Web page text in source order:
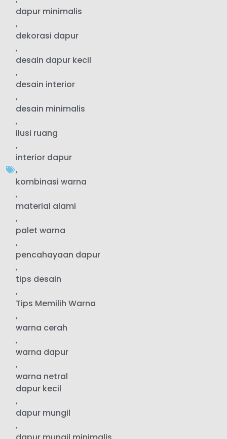
dapur minimalis
,
dekorasi dapur
,
desain dapur kecil
,
desain interior
,
desain minimalis
,
ilusi ruang
,
interior dapur
,
kombinasi warna
,
material alami
,
palet warna
,
pencahayaan dapur
,
tips desain
,
Tips Memilih Warna
,
warna cerah
,
warna dapur
,
warna netral
dapur kecil
,
dapur mungil
,